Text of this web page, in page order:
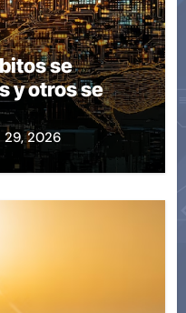
se
y otros se
29, 2026